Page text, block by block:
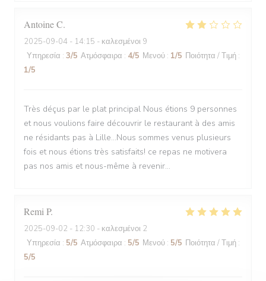
AntoineC
2025-09-04 - 14:15 - καλεσμένοι 9
Υπηρεσία : 3/5 Ατμόσφαιρα : 4/5 Μενού : 1/5 Ποιότητα / Τιμή :
1/5
Très déçus par le plat principal Nous étions 9 personnes
et nous voulions faire découvrir le restaurant à des amis
ne résidants pas à Lille...Nous sommes venus plusieurs
fois et nous étions très satisfaits! ce repas ne motivera
pas nos amis et nous-même à revenir...
Remi P
2025-09-02 - 12:30 - καλεσμένοι 2
Υπηρεσία : 5/5 Ατμόσφαιρα : 5/5 Μενού : 5/5 Ποιότητα / Τιμή :
5/5